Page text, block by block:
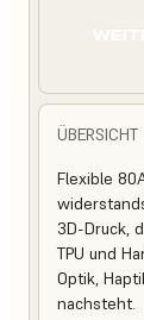
ÜBERSICHT
Flexible
3D-Druck,
TPU und
Optik,
nachsteht.